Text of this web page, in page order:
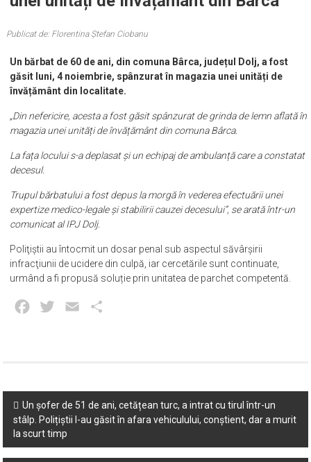
Publicat de: Florentina Ștefan Ciobanu
Un bărbat de 60 de ani, din comuna Bârca, județul Dolj, a fost
găsit luni, 4 noiembrie, spânzurat în magazia unei unități de
învățământ din localitate.
„Din nefericire, acesta a fost găsit spânzurat de grinda de lemn aflată în
magazia unei unități de învățământ din comuna Bârca.
La fața locului s-a deplasat și un echipaj de ambulanță care a constatat
decesul.
Trupul bărbatului a fost depus la morgă în vederea efectuării unei
expertize medico-legale și stabilirii cauzei decesului”, se arată într-un
comunicat al IPJ Dolj.
Poliţiştii au întocmit un dosar penal sub aspectul săvârşirii
infracţiunii de ucidere din culpă, iar cercetările sunt continuate,
urmând a fi propusă soluție prin unitatea de parchet competentă.
Facebook
Twitter Email
Post
navigation
Un șofer de 51 de ani, cetățean turc, a intrat cu tirul într-un
stâlp. Polițiștii l-au găsit în afara vehiculului, conștient, dar a murit
la scurt timp